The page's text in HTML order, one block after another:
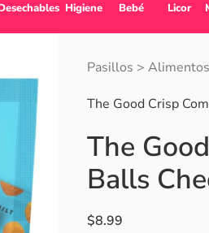
Higiene Bebé Licor
Pasillos > Alimentos
The Good Crisp
The
Balls
$8.99